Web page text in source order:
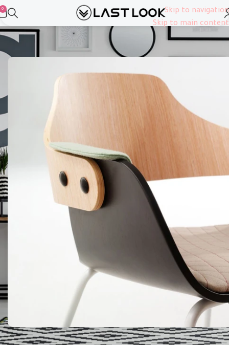
Skip to navigation
Skip to main content
0